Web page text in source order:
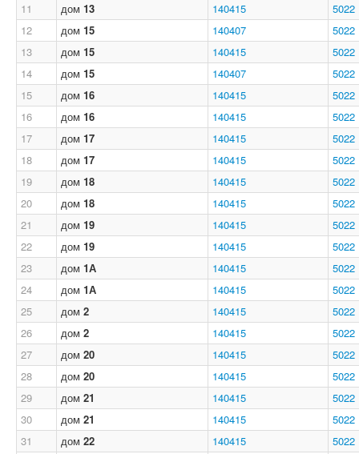
11
дом 13 140415
5022
12
дом 15 140407
5022
13
дом 15 140415
5022
14
дом 15 140407
5022
15
дом 16 140415
5022
16
дом 16 140415
5022
17
дом 17 140415
5022
18
дом 17 140415
5022
19
дом 18 140415
5022
20
дом 18 140415
5022
21
дом 19 140415
5022
22
дом 19 140415
5022
23
дом 1А 140415
5022
24
дом 1А 140415
5022
25
дом 2 140415
5022
26
дом 2 140415
5022
27
дом 20 140415
5022
28
дом 20 140415
5022
29
дом 21 140415
5022
30
дом 21 140415
5022
31
дом 22 140415
5022